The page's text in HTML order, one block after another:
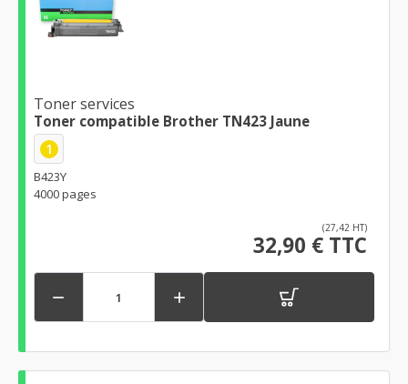
Toner services
Toner compatible Brother TN423 Jaune
1
B423Y
4000 pages
(27,42 HT)
32,90 € TTC
 